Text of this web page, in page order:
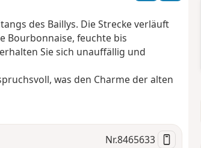
des Baillys. Die Strecke verläuft
Bourbonnaise, feuchte bis
Sie sich unauffällig und
was den Charme der alten
Nr.8465633